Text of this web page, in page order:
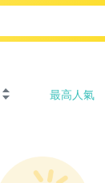
最高人氣